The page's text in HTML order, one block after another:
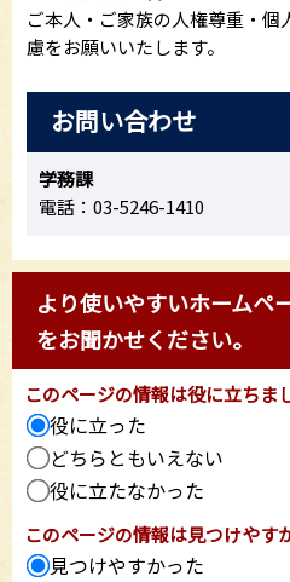
ご本人・ご家族の人権尊重・
慮をお願いいたします。
お問い合わせ
学務課
電話：03-5246-1410
より使いやすいホームペ
をお聞かせください。
このページの情報は役に立ちま
役に立った
どちらともいえない
役に立たなかった
このページの情報は見つけやす
見つけやすかった